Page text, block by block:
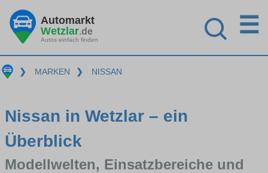
Automarkt
Wetzlar.de
Autos einfach finden
☰
❯ MARKEN ❯ NISSAN
Nissan in Wetzlar – ein
Überblick
Modellwelten, Einsatzbereiche und